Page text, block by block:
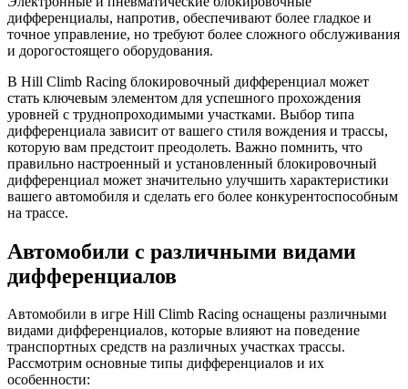
дифференциалы, напротив, обеспечивают более гладкое и
точное управление, но требуют более сложного обслуживания
и дорогостоящего оборудования.
В Hill Climb Racing блокировочный дифференциал может
стать ключевым элементом для успешного прохождения
уровней с труднопроходимыми участками. Выбор типа
дифференциала зависит от вашего стиля вождения и трассы,
которую вам предстоит преодолеть. Важно помнить, что
правильно настроенный и установленный блокировочный
дифференциал может значительно улучшить характеристики
вашего автомобиля и сделать его более конкурентоспособным
на трассе.
Автомобили с различными видами
дифференциалов
Автомобили в игре Hill Climb Racing оснащены различными
видами дифференциалов, которые влияют на поведение
транспортных средств на различных участках трассы.
Рассмотрим основные типы дифференциалов и их
особенности: